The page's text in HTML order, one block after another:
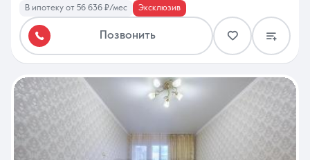
В ипотеку от 56 636 ₽/мес Эксклюзив
Позвонить